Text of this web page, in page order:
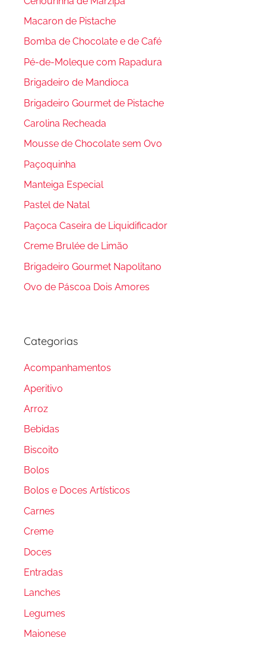
Macaron de Pistache
Bomba de Chocolate e de Café
Pé-de-Moleque com Rapadura
Brigadeiro de Mandioca
Brigadeiro Gourmet de Pistache
Carolina Recheada
Mousse de Chocolate sem Ovo
Paçoquinha
Manteiga Especial
Pastel de Natal
Paçoca Caseira de Liquidificador
Creme Brulée de Limão
Brigadeiro Gourmet Napolitano
Ovo de Páscoa Dois Amores
Categorias
Acompanhamentos
Aperitivo
Arroz
Bebidas
Biscoito
Bolos
Bolos e Doces Artísticos
Carnes
Creme
Doces
Entradas
Lanches
Legumes
Maionese